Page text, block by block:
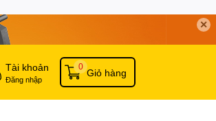
✕
Tài khoản
Đăng nhập
Giỏ hàng
0